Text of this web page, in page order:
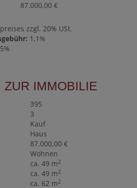
87.000,00 €
zzgl. 20% USt.
1,1%
ZUR IMMOBILIE
395
3
Kauf
Haus
87.000,00 €
Wohnen
ca. 49 m2
ca. 49 m2
ca. 62 m2